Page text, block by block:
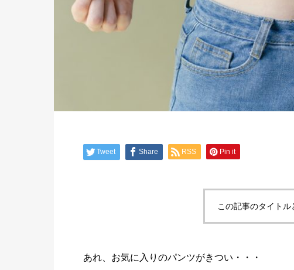
Tweet Share RSS Pin it
この記事のタイト
あれ、お気に入りのパンツがきつい・・・